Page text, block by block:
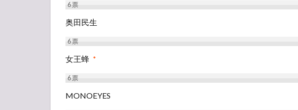
6票
奥田民生
6票
女王蜂 *
6票
MONOEYES